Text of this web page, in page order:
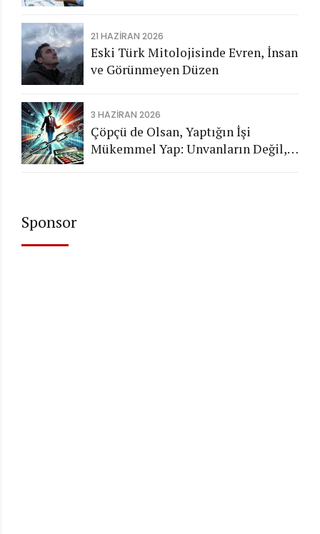
21 HAZIRAN 2026
Eski Türk Mitolojisinde Evren, İnsan
ve Görünmeyen Düzen
3 HAZIRAN 2026
Çöpçü de Olsan, Yaptığın İşi
Mükemmel Yap: Unvanların Değil,
Sponsor